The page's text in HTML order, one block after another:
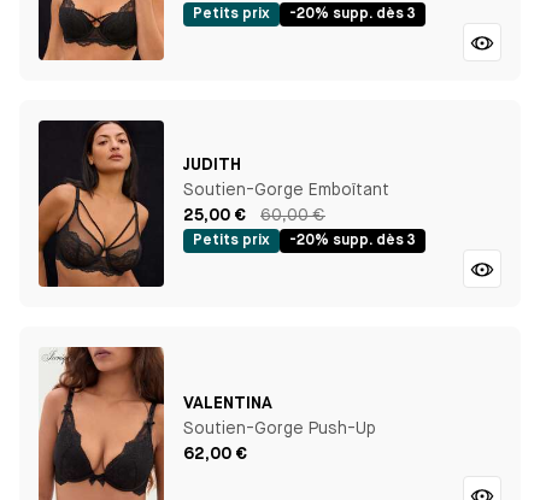
Petits prix -20% supp. dès 3
JUDITH
Soutien-Gorge Emboîtant
25,00 €
60,00 €
Petits prix -20% supp. dès 3
VALENTINA
Soutien-Gorge Push-Up
62,00 €